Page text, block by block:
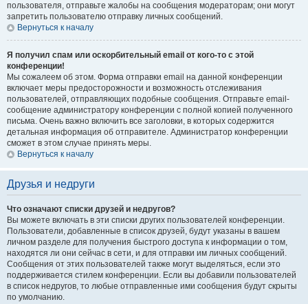
пользователя, отправьте жалобы на сообщения модераторам; они могут
запретить пользователю отправку личных сообщений.
Вернуться к началу
Я получил спам или оскорбительный email от кого-то с этой
конференции!
Мы сожалеем об этом. Форма отправки email на данной конференции
включает меры предосторожности и возможность отслеживания
пользователей, отправляющих подобные сообщения. Отправьте email-
сообщение администратору конференции с полной копией полученного
письма. Очень важно включить все заголовки, в которых содержится
детальная информация об отправителе. Администратор конференции
сможет в этом случае принять меры.
Вернуться к началу
Друзья и недруги
Что означают списки друзей и недругов?
Вы можете включать в эти списки других пользователей конференции.
Пользователи, добавленные в список друзей, будут указаны в вашем
личном разделе для получения быстрого доступа к информации о том,
находятся ли они сейчас в сети, и для отправки им личных сообщений.
Сообщения от этих пользователей также могут выделяться, если это
поддерживается стилем конференции. Если вы добавили пользователей
в список недругов, то любые отправленные ими сообщения будут скрыты
по умолчанию.